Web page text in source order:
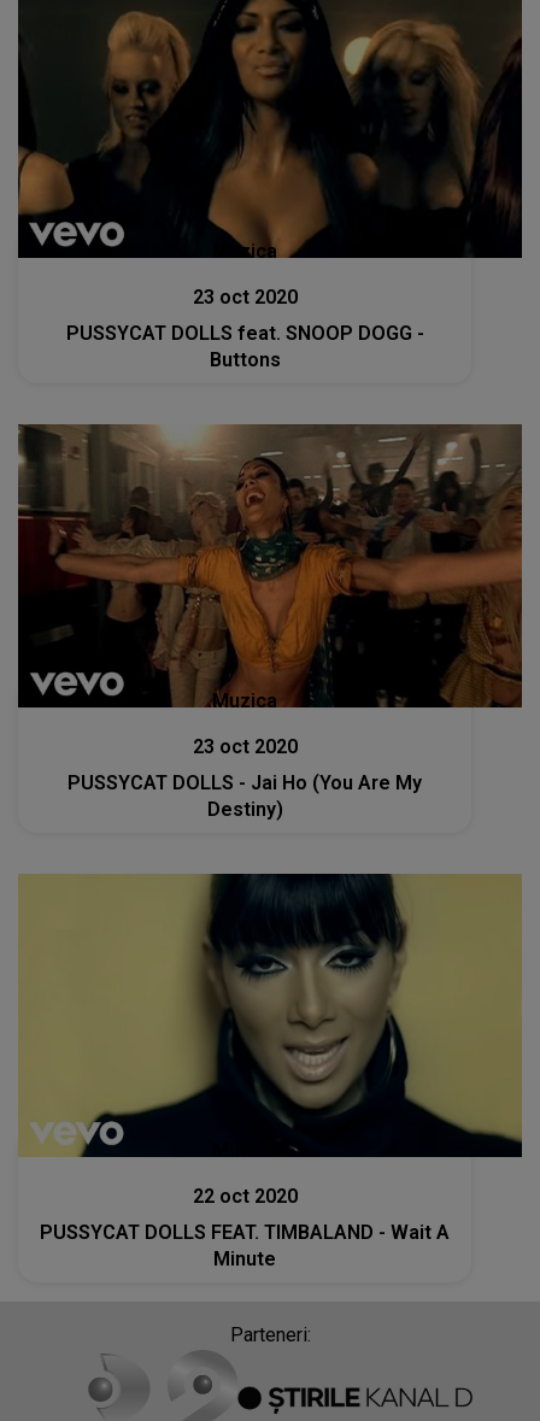
Muzica
23 oct 2020
PUSSYCAT DOLLS feat. SNOOP DOGG -
Buttons
Muzica
23 oct 2020
PUSSYCAT DOLLS - Jai Ho (You Are My
Destiny)
22 oct 2020
PUSSYCAT DOLLS FEAT. TIMBALAND - Wait A
Minute
Parteneri: